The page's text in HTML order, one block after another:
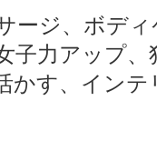
ージ、ボデ
子力アップ、
かす、インテ